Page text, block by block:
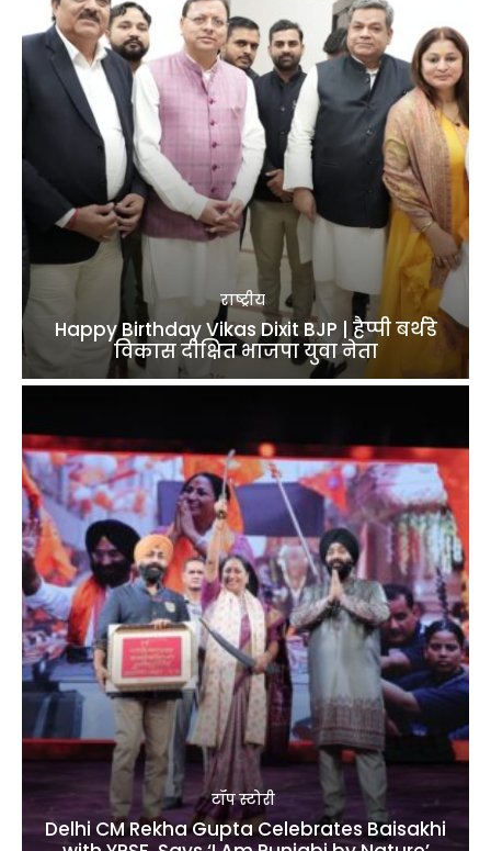
राष्ट्रीय
Happy Birthday Vikas Dixit BJP | हैप्पी बर्थडे
विकास दीक्षित भाजपा युवा नेता
टॉप स्टोरी
Delhi CM Rekha Gupta Celebrates Baisakhi